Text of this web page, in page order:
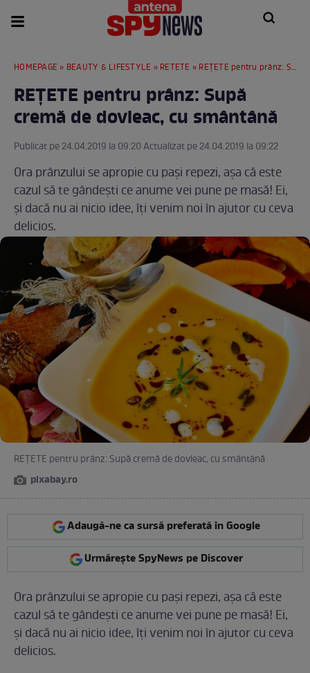
HOMEPAGE » BEAUTY & LIFESTYLE » RETETE » REȚETE pentru prânz: Supă cremă de dovleac, cu smântână
REȚETE pentru prânz: Supă
cremă de dovleac, cu smântână
Publicat pe 24.04.2019 la 09:20 Actualizat pe 24.04.2019 la 09:22
Ora prânzului se apropie cu pași repezi, așa că este
cazul să te gândești ce anume vei pune pe masă! Ei,
și dacă nu ai nicio idee, îți venim noi în ajutor cu ceva
delicios.
REȚETE pentru prânz: Supă cremă de dovleac, cu smântână
pixabay.ro
Adaugă-ne ca sursă preferată în Google
Urmărește SpyNews pe Discover
Ora prânzului se apropie cu pași repezi, așa că este
cazul să te gândești ce anume vei pune pe masă! Ei,
și dacă nu ai nicio idee, îți venim noi în ajutor cu ceva
delicios.